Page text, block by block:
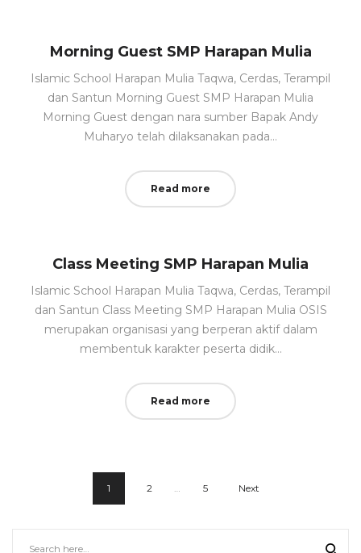
Morning Guest SMP Harapan Mulia
Islamic School Harapan Mulia Taqwa, Cerdas, Terampil
dan Santun Morning Guest SMP Harapan Mulia
Morning Guest dengan nara sumber Bapak Andy
Muharyo telah dilaksanakan pada…
Read more
Class Meeting SMP Harapan Mulia
Islamic School Harapan Mulia Taqwa, Cerdas, Terampil
dan Santun Class Meeting SMP Harapan Mulia OSIS
merupakan organisasi yang berperan aktif dalam
membentuk karakter peserta didik…
Read more
1 2 5 Next